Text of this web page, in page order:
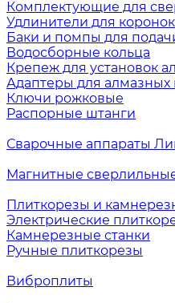
Комплектующие для
Удлинители для
Баки и помпы для
Водосборные кольца
Крепеж для установок
Адаптеры для алмазных
Ключи рожковые
Распорные штанги
Сварочные аппараты
Магнитные
Плиткорезы и
Электрические
Камнерезные станки
Ручные плиткорезы
Виброплиты